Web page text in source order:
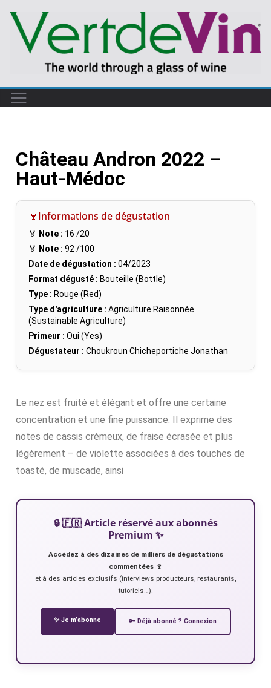
Château Andron 2022 –
Haut-Médoc
🍷Informations de dégustation
🏅 Note : 16 /20
🏅 Note : 92 /100
Date de dégustation : 04/2023
Format dégusté : Bouteille (Bottle)
Type : Rouge (Red)
Type d'agriculture : Agriculture Raisonnée
(Sustainable Agriculture)
Primeur : Oui (Yes)
Dégustateur : Choukroun Chicheportiche Jonathan
Le nez est fruité et élégant et offre une certaine
concentration et une fine puissance. Il exprime des
notes de cassis crémeux, de fraise écrasée et plus
légèrement – de violette associées à des touches de
toasté, de muscade, ainsi
🔒 🇫🇷 Article réservé aux abonnés
Premium ✨
Accédez à des dizaines de milliers de dégustations
commentées 🍷
et à des articles exclusifs (interviews producteurs, restaurants,
tutoriels…).
✨ Je m’abonne 🔑 Déjà abonné ? Connexion